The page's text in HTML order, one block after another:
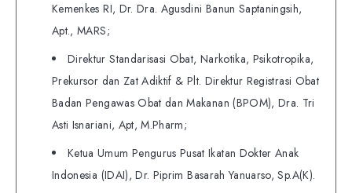
Kemenkes RI, Dr. Dra. Agusdini Banun Saptaningsih,
Apt., MARS;
Direktur Standarisasi Obat, Narkotika, Psikotropika,
Prekursor dan Zat Adiktif & Plt. Direktur Registrasi Obat
Badan Pengawas Obat dan Makanan (BPOM), Dra. Tri
Asti Isnariani, Apt, M.Pharm;
Ketua Umum Pengurus Pusat Ikatan Dokter Anak
Indonesia (IDAI), Dr. Piprim Basarah Yanuarso, Sp.A(K).